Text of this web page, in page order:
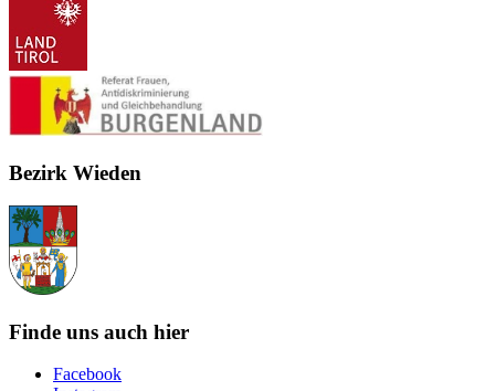
Bezirk Wieden
Finde uns auch hier
Facebook